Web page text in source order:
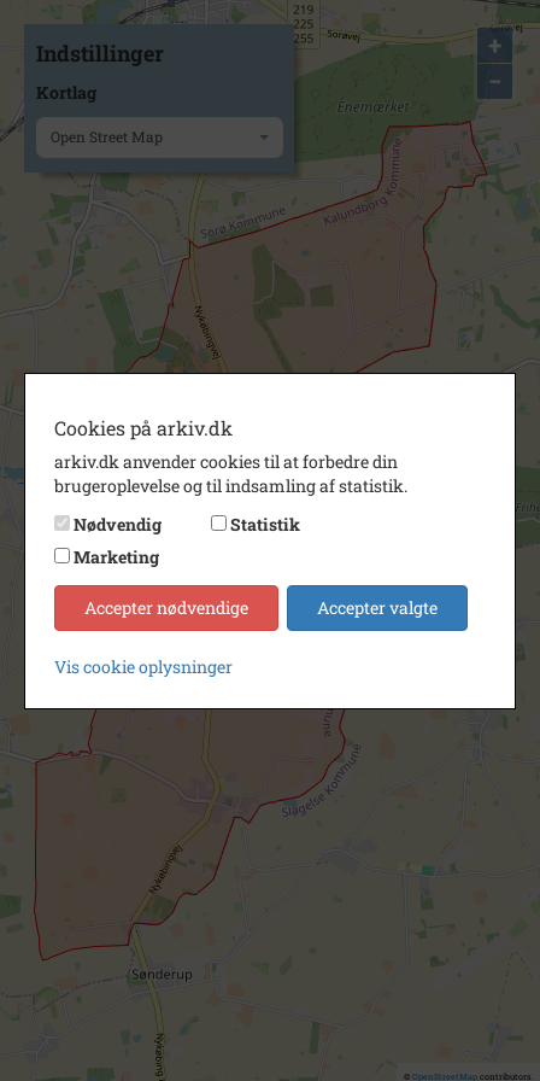
+
−
© OpenStreetMapcontributors.
Indstillinger
Kortlag
Open Street Map
Cookies på arkiv.dk
arkiv.dk anvender cookies til at forbedre din
brugeroplevelse og til indsamling af statistik.
Nødvendig
Statistik
Marketing
Accepter nødvendige Accepter valgte
Vis cookie oplysninger